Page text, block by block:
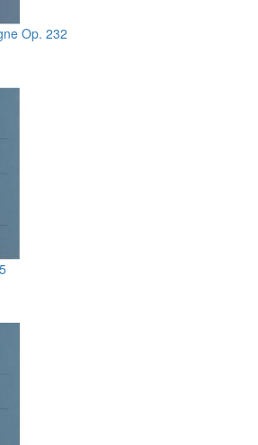
Op. 232